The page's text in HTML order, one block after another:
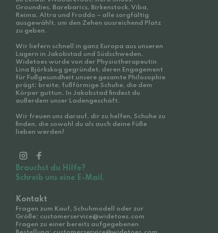
Groundies, Barebarics, Birkenstock, Viba,
Reima, Altra und Froddo – alle sorgfältig
ausgewählt, um den Zehen ausreichend Platz
zu geben.
Wir liefern schnell in ganz Europa aus unseren
Lagern in Jakobstad und Südschweden.
Widetoes wurde von der Physiotherapeutin
Lina Björkskog gegründet, deren Engagement
für Fußgesundheit unsere gesamte Philosophie
prägt: breite, fußförmige Schuhe, die dem
Körper guttun. In Jakobstad findest du
außerdem unser Ladengeschäft.
Wir freuen uns darauf, dir zu helfen, Schuhe zu
finden, die sowohl du als auch deine Füße
lieben werden!
Brauchst du Hilfe?
Schreib uns eine E-Mail.
Kontakt
Fragen zum Kauf, Schuhmodell oder zur
Größe: customerservice@widetoes.com
Fragen zu einer bereits aufgegebenen